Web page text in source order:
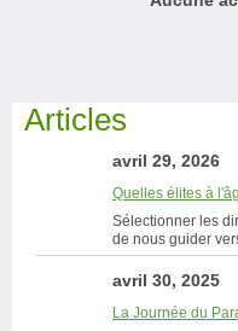
Articles
avril 29, 2026
Quelles élites à
Sélectionner les
de nous guider
avril 30, 2025
La Journée du